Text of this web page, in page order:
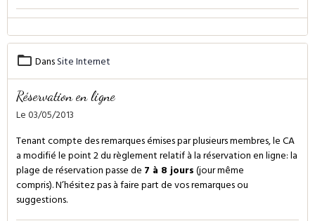
DansSite Internet
Réservation en ligne
Le 03/05/2013
Tenant compte des remarques émises par plusieurs membres, le CA
a modifié le point 2 du règlement relatif à la réservation en ligne: la
plage de réservation passe de7 à 8 jours(jour même
compris). N’hésitez pas à faire part de vos remarques ou
suggestions.